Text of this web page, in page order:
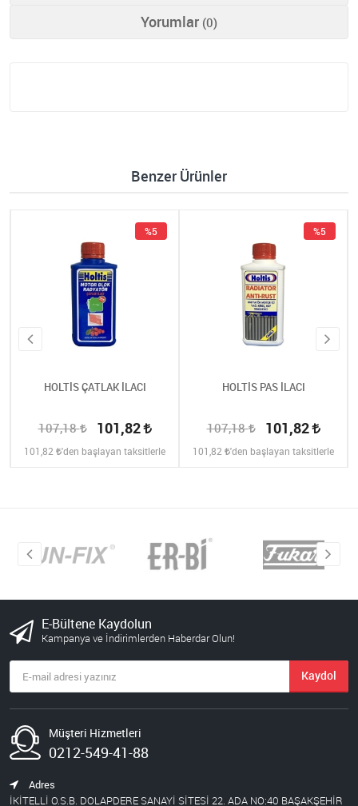
Yorumlar (0)
Benzer Ürünler
HOLTİS ÇATLAK İLACI
107,18 101,82
%5
101,82 'den başlayan taksitlerle
HOLTİS PAS İLACI
107,18 101,82
%5
101,82 'den başlayan taksitlerle
E-Bültene Kaydolun
Kampanya ve İndirimlerden Haberdar Olun!
Kaydol
Müşteri Hizmetleri
0212-549-41-88
Adres
İKİTELLİ O.S.B. DOLAPDERE SANAYİ SİTESİ 22. ADA NO:40 BAŞAKŞEHİR